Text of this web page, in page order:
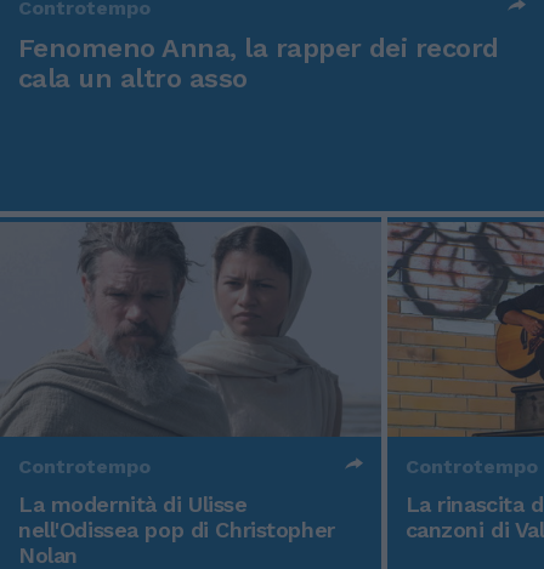
Controtempo
Fenomeno Anna, la rapper dei record
cala un altro asso
Controtempo
La modernità di Ulisse
nell'Odissea pop di Christopher
Nolan
Controtempo
La rinascita
canzoni di